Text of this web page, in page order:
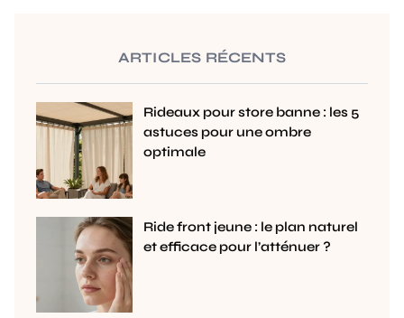
ARTICLES RÉCENTS
Rideaux pour store banne : les 5
astuces pour une ombre
optimale
Ride front jeune : le plan naturel
et efficace pour l’atténuer ?